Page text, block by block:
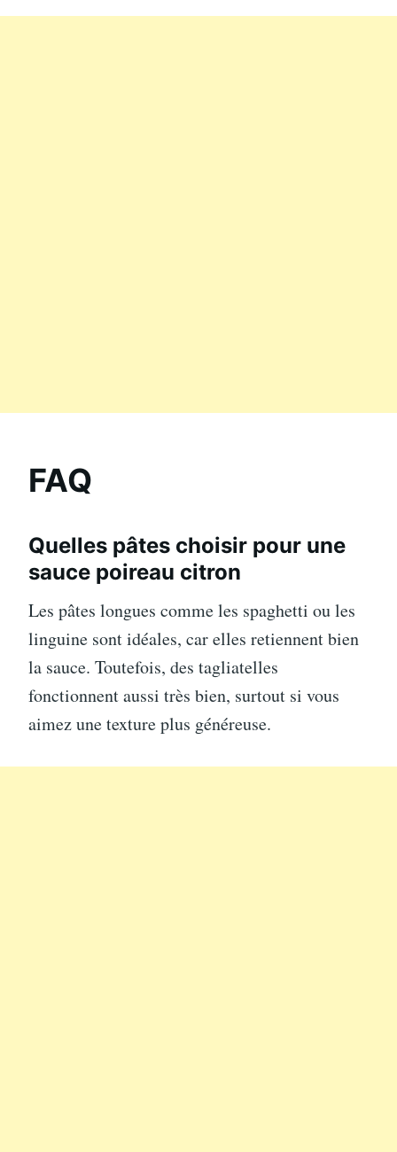
FAQ
Quelles pâtes choisir pour une
sauce poireau citron
Les pâtes longues comme les spaghetti ou les
linguine sont idéales, car elles retiennent bien
la sauce. Toutefois, des tagliatelles
fonctionnent aussi très bien, surtout si vous
aimez une texture plus généreuse.